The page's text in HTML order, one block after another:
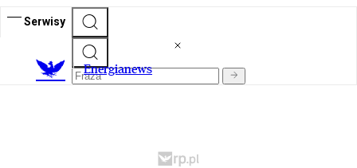
Serwisy
Energianews